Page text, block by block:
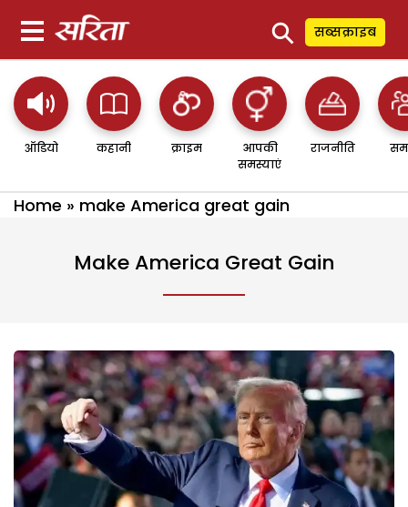
⚲ सब्सक्राइब
ऑडियो कहानी क्राइम
आपकी
समस्याएं
राजनीति
Home » make America great gain
Make America Great Gain